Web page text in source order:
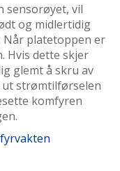
sensorøyet, vil
og midlertidig
platetoppen er
Hvis dette skjer
glemt å skru av
strømtilførselen
komfyren